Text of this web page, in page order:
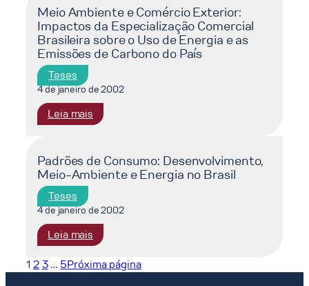
da
Baía
de
Guanabara
a
Instituições
de
Ensino
potencial
de
conservação
de
elétrica
em
instalações
estudo
de
do
Exército
Brasileiro
Meio Ambiente e Comércio Exterior:
Impactos da Especialização Comercial
Brasileira sobre o Uso de Energia e as
Emissões de Carbono do País
Teses
4 de janeiro de 2002
Leia mais
Meio
e
Comércio
Impactos
Especialização
Comercial
Brasileira
Padrões de Consumo: Desenvolvimento,
Meio-Ambiente e Energia no Brasil
Teses
4 de janeiro de 2002
Leia mais
Padrões
de
1 23… 5Próxima página